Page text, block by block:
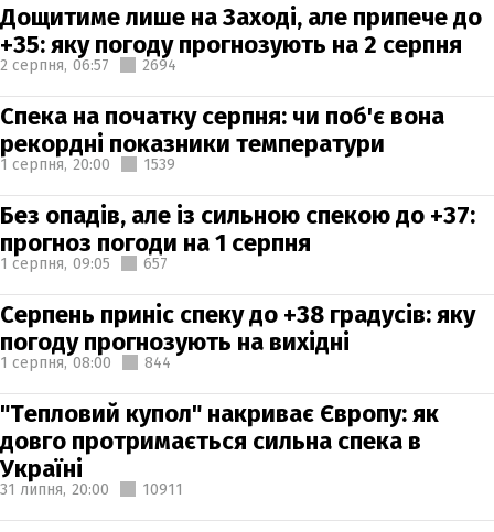
Дощитиме лише на Заході, але припече до
+35: яку погоду прогнозують на 2 серпня
2 серпня, 06:57 2694
Спека на початку серпня: чи поб'є вона
рекордні показники температури
1 серпня, 20:00 1539
Без опадів, але із сильною спекою до +37:
прогноз погоди на 1 серпня
1 серпня, 09:05 657
Серпень приніс спеку до +38 градусів: яку
погоду прогнозують на вихідні
1 серпня, 08:00 844
"Тепловий купол" накриває Європу: як
довго протримається сильна спека в
Україні
31 липня, 20:00 10911